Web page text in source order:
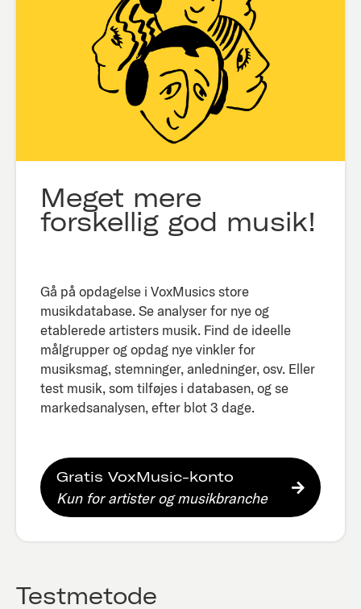
Meget mere
forskellig god musik!
Gå på opdagelse i VoxMusics store
musikdatabase. Se analyser for nye og
etablerede artisters musik. Find de ideelle
målgrupper og opdag nye vinkler for
musiksmag, stemninger, anledninger, osv. Eller
test musik, som tilføjes i databasen, og se
markedsanalysen, efter blot 3 dage.​
Gratis VoxMusic-konto
Kun for artister og musikbranche
Testmetode